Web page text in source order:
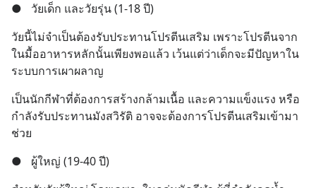
●
วัยเด็ก และวัยรุ่น (1-18 ปี)
วัยนี้ไม่จำเป็นต้องรับประทานโปรตีนเสริม เพราะโปรตีนจาก
ในมื้ออาหารหลักนั้นเพียงพอแล้ว เว้นแต่ว่าเด็กจะมีปัญหาใน
ระบบการเผาผลาญ
เป็นนักกีฬาที่ต้องการสร้างกล้ามเนื้อ และความแข็งแรง หรือ
กำลังรับประทานมังสวิรัติ อาจจะต้องการโปรตีนเสริมเข้ามา
ช่วย
●
ผู้ใหญ่ (19-40 ปี)